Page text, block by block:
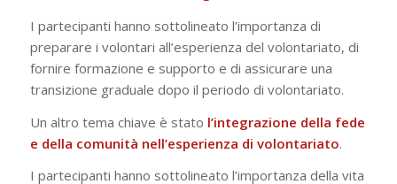
I partecipanti hanno sottolineato l’importanza di
preparare i volontari all’esperienza del volontariato, di
fornire formazione e supporto e di assicurare una
transizione graduale dopo il periodo di volontariato.
Un altro tema chiave è stato l’integrazione della fede
e della comunità nell’esperienza di volontariato.
I partecipanti hanno sottolineato l’importanza della vita